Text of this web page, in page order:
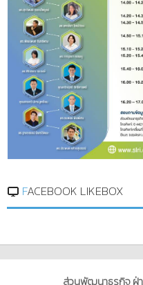
FACEBOOK LIKEBOX
ส่วนพัฒนาธุรกิจ ฝ่